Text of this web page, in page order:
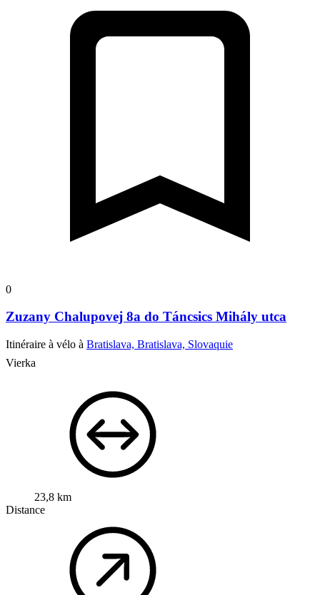
0
Zuzany Chalupovej 8a do Táncsics Mihály utca
Itinéraire à vélo à Bratislava, Bratislava, Slovaquie
Vierka
23,8 km
Distance